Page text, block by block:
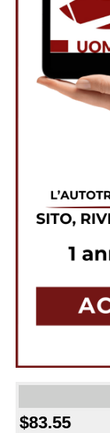
$83.55